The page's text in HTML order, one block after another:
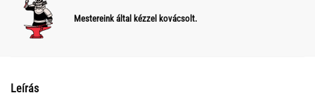
Mestereink által kézzel kovácsolt.
Leírás